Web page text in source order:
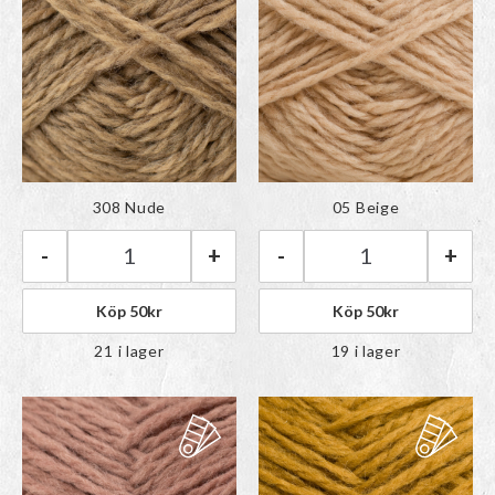
Färgen har lagts till i
paletten
Rauma Vams | 308 Nude mängd
- +
308 Nude
Köp 50kr
21 i lager
Färgen har lagts till i
paletten
Rauma Vams |
- +
05 Beige
Köp 50kr
19 i lager